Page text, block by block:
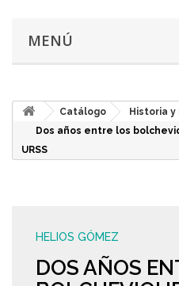
MENÚ
Catálogo Historia y
Dos años entre los
URSS
HELIOS GÓMEZ
DOS AÑOS